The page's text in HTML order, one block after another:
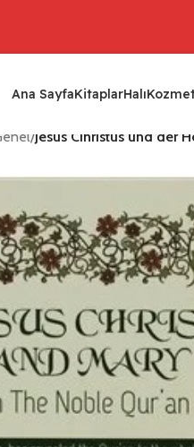
Ana SayfaKitaplarHalı
/Jesus Cihristus und der